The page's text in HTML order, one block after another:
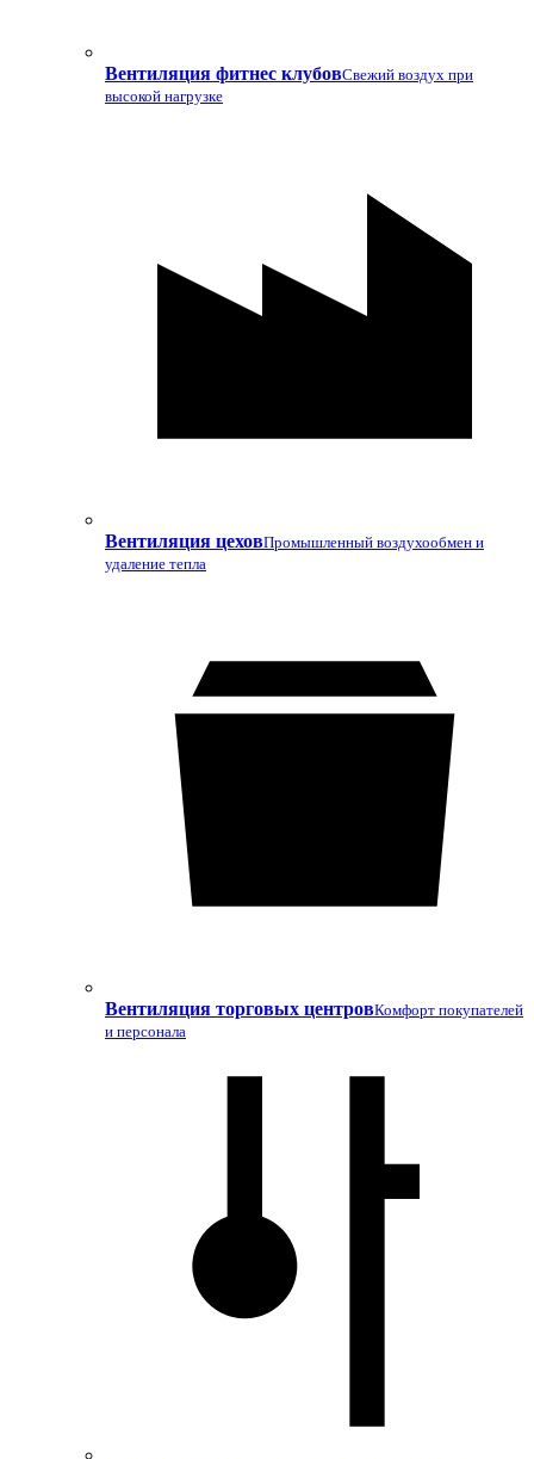
Вентиляция фитнес клубовСвежий воздух при
высокой нагрузке
Вентиляция цеховПромышленный воздухообмен и
удаление тепла
Вентиляция торговых центровКомфорт покупателей
и персонала